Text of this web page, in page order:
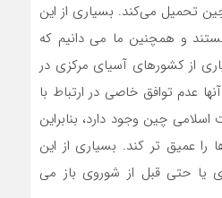
تحمیل می‌کند. بسیاری از این
و همچنین ما می دانیم که
از کشورهای آسیای مرکزی در
عدم توافق خاصی در ارتباط با
چین وجود دارد، بنابراین
را عمیق تر کند. بسیاری از این
یا حتی قبل از شوروی باز می